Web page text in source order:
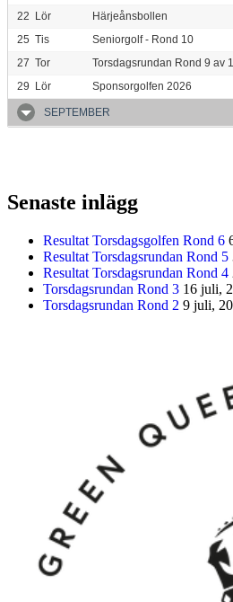
22 Lör
Härjeånsbollen
25 Tis
Seniorgolf - Rond 10
27 Tor
Torsdagsrundan Rond 9 av
29 Lör Sponsorgolfen 2026
SEPTEMBER
Senaste inlägg
Resultat Torsdagsgolfen Rond 6
Resultat Torsdagsrundan Rond 5
Resultat Torsdagsrundan Rond 4
Torsdagsrundan Rond 3 16 juli,
Torsdagsrundan Rond 2 9 juli,